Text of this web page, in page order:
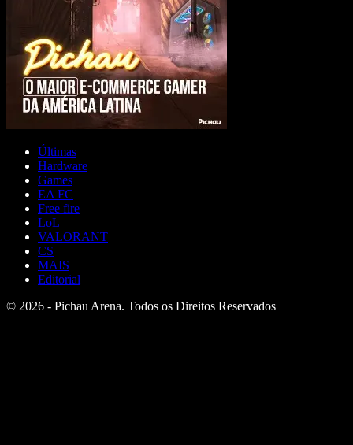
Últimas
Hardware
Games
EA FC
Free fire
LoL
VALORANT
CS
MAIS
Editorial
© 2026 - Pichau Arena. Todos os Direitos Reservados